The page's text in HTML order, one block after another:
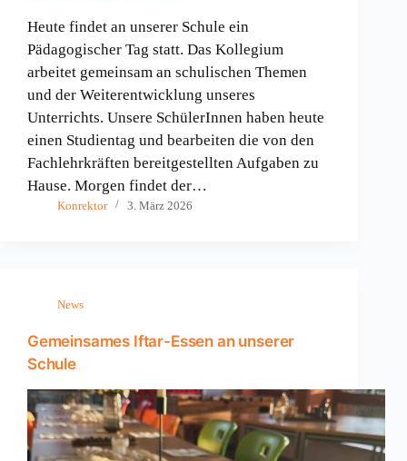
Heute findet an unserer Schule ein
Pädagogischer Tag statt. Das Kollegium
arbeitet gemeinsam an schulischen Themen
und der Weiterentwicklung unseres
Unterrichts. Unsere SchülerInnen haben heute
einen Studientag und bearbeiten die von den
Fachlehrkräften bereitgestellten Aufgaben zu
Hause. Morgen findet der…
Konrektor 3. März 2026
News
Gemeinsames Iftar-Essen an unserer
Schule